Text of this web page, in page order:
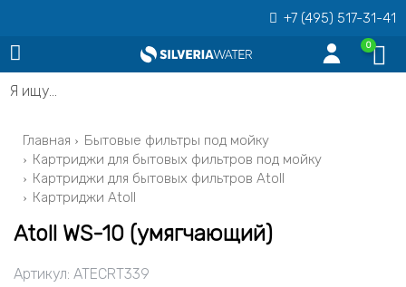
+7 (495) 517-31-41
0
Я ищу…
Главная
Бытовые фильтры под мойку
Картриджи для бытовых фильтров под мойку
Картриджи для бытовых фильтров Atoll
Картриджи Atoll
Atoll WS-10 (умягчающий)
Артикул: ATECRT339